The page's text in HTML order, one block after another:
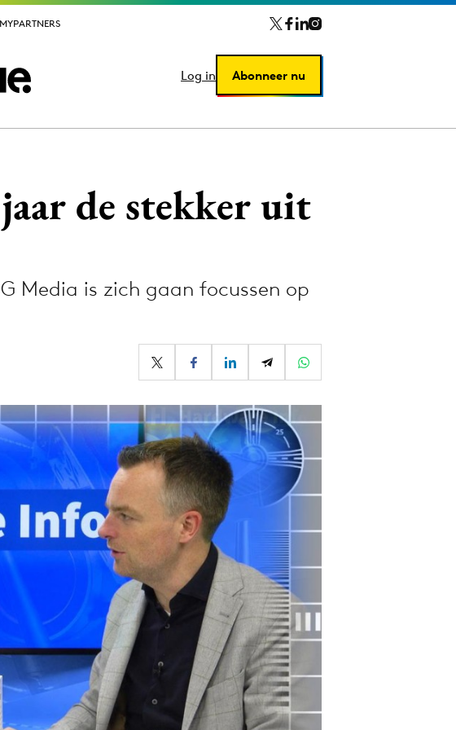
PARTNERS
Log in Abonneer nu
PARTNERS
Log in Abonneer nu
de stekker uit
Media is zich gaan focussen op